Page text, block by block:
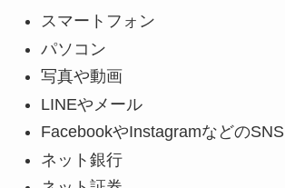
スマートフォン
パソコン
写真や動画
LINEやメール
FacebookやInstagramなどのSNS
ネット銀行